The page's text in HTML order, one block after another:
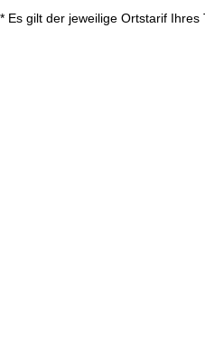
* Es gilt der jeweilige Ortstarif Ihres